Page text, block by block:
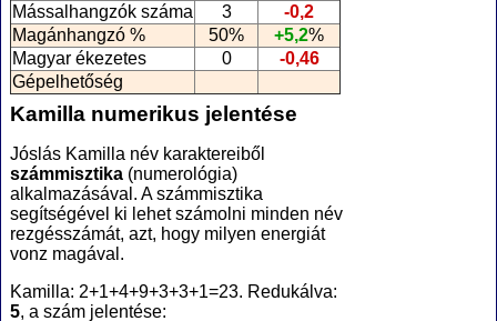
Mássalhangzók száma
3
-0,2
Magánhangzó %
50% +5,2%
Magyar ékezetes
0
-0,46
Gépelhetőség
Kamilla numerikus jelentése
Jóslás Kamilla név karaktereiből
számmisztika (numerológia)
alkalmazásával. A számmisztika
segítségével ki lehet számolni minden név
rezgésszámát, azt, hogy milyen energiát
vonz magával.
Kamilla: 2+1+4+9+3+3+1=23. Redukálva:
5, a szám jelentése: